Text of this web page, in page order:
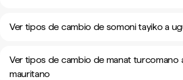
Ver tipos de cambio de somoni tayiko a
Ver tipos de cambio de manat turcomano
mauritano